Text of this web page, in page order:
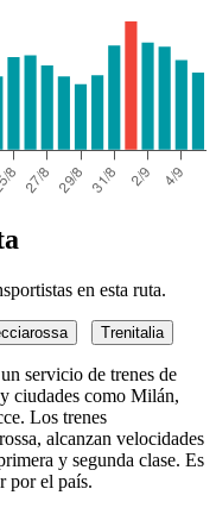
en esta ruta.
Trenitalia
servicio de trenes de
ciudades como Milán,
Los trenes
alcanzan velocidades
y segunda clase. Es
por el país.